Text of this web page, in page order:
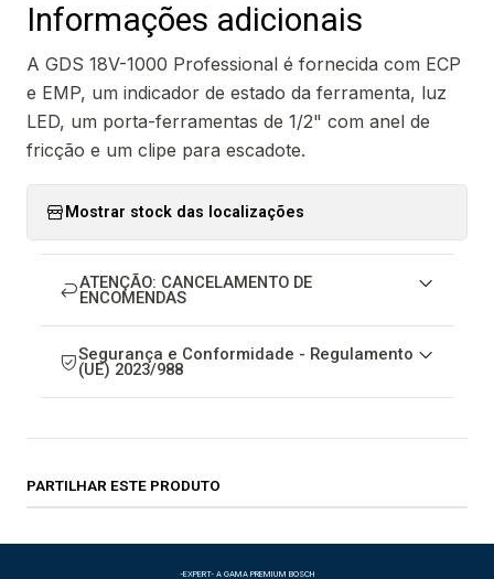
Informações adicionais
A GDS 18V-1000 Professional é fornecida com ECP
e EMP, um indicador de estado da ferramenta, luz
LED, um porta-ferramentas de 1/2" com anel de
fricção e um clipe para escadote.
Mostrar stock das localizações
ATENÇÃO: CANCELAMENTO DE
ENCOMENDAS
Segurança e Conformidade - Regulamento
(UE) 2023/988
PARTILHAR ESTE PRODUTO
-EXPERT- A GAMA PREMIUM BOSCH